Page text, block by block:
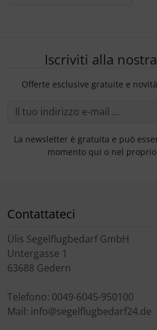
Iscriviti alla
Offerte esclusive gratuite e
La newsletter è gratuita e può
momento qui o nel
Contattateci
Ülis Segelflugbedarf GmbH
Untergasse 1
63688 Gedern
Telefono: 0049-6045-950100
Mail: info@segelflugbedarf24.de